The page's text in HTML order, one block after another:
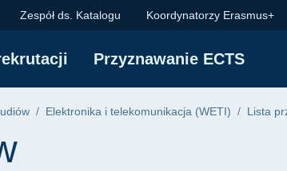
Zespół ds. Katalogu Koordynatorzy Erasmus+
Przyznawanie ECTS
Elektronika i telekomunikacja (WETI) Lista